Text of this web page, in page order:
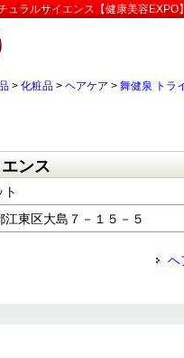
ュラルサイエンス【健康美容EXPO
> 化粧品 > ヘアケア > 舞健泉 トラ
ンス
東区大島７－１５－５
ヘ